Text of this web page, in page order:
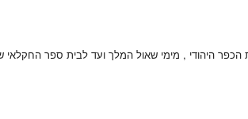
היהודי , מימי שאול המלך ועד לבית ספר החקלאי